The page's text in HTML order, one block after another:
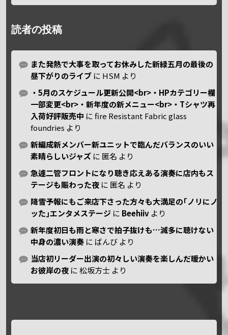
読者の投稿
また発熱で大事を取ってお休みした新緑五月の最後の
昼下がりのライブ に HSM より
・5月のスケジュール更新公開<br>・HPカテゴリー欄
一部変更<br>・新年度の新メニュー<br>・Tシャツ再
入荷好評販売中 にfire Resistant Fabric glass
foundries より
新編成新メンバー新ユニットで臨んだバランスのいい
素晴らしいジャズ に 匿名 より
急遽二管フロントになり聴き応えある演奏に店内もス
テージも賑わった夜 に 匿名 より
降雪予報にもご来店下さった方々も大満足の｢ノリにノ
ッた｣エンタメステージ に Beehiiv より
新年度初日も雨と寒さで拍子抜けも…滅多に聴けない
中身の濃い演奏 に ばんび より
当店初リーダー出演の初々しい演奏を楽しんだ暖かい
お彼岸の夜 に松坂方士 より